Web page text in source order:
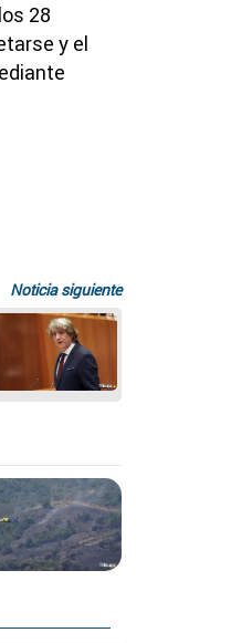
28
y el
Noticia siguiente